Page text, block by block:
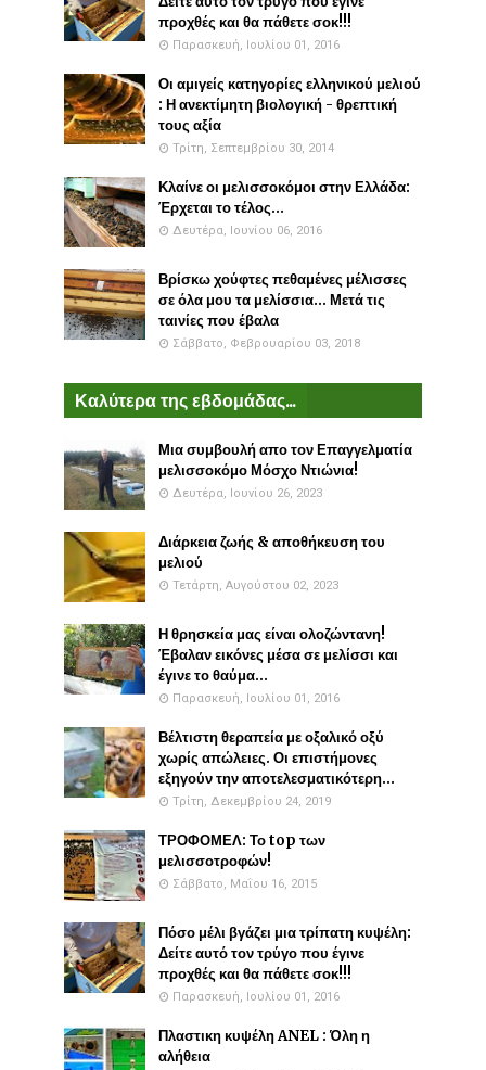
προχθές και θα πάθετε σοκ!!!
Παρασκευή, Ιουλίου 01, 2016
Οι αμιγείς κατηγορίες ελληνικού μελιού
: Η ανεκτίμητη βιολογική - θρεπτική
τους αξία
Τρίτη, Σεπτεμβρίου 30, 2014
Κλαίνε οι μελισσοκόμοι στην Ελλάδα:
Έρχεται το τέλος...
Δευτέρα, Ιουνίου 06, 2016
Βρίσκω χούφτες πεθαμένες μέλισσες
σε όλα μου τα μελίσσια... Μετά τις
ταινίες που έβαλα
Σάββατο, Φεβρουαρίου 03, 2018
Καλύτερα της εβδομάδας...
Μια συμβουλή απο τον Επαγγελματία
μελισσοκόμο Μόσχο Ντιώνια!
Δευτέρα, Ιουνίου 26, 2023
Διάρκεια ζωής & αποθήκευση του
μελιού
Τετάρτη, Αυγούστου 02, 2023
Η θρησκεία μας είναι ολοζώντανη!
Έβαλαν εικόνες μέσα σε μελίσσι και
έγινε το θαύμα...
Παρασκευή, Ιουλίου 01, 2016
Βέλτιστη θεραπεία με οξαλικό οξύ
χωρίς απώλειες. Οι επιστήμονες
εξηγούν την αποτελεσματικότερη...
Τρίτη, Δεκεμβρίου 24, 2019
ΤΡΟΦΟΜΕΛ: Το top των
μελισσοτροφών!
Σάββατο, Μαΐου 16, 2015
Πόσο μέλι βγάζει μια τρίπατη κυψέλη:
Δείτε αυτό τον τρύγο που έγινε
προχθές και θα πάθετε σοκ!!!
Παρασκευή, Ιουλίου 01, 2016
Πλαστικη κυψέλη ANEL : Όλη η
αλήθεια